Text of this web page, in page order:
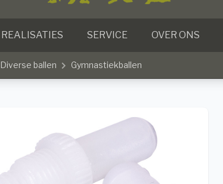
REALISATIES SERVICE OVER ONS
Diverse ballen Gymnastiekballen